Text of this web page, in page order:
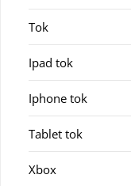
Tok
Ipad tok
Iphone tok
Tablet tok
Xbox